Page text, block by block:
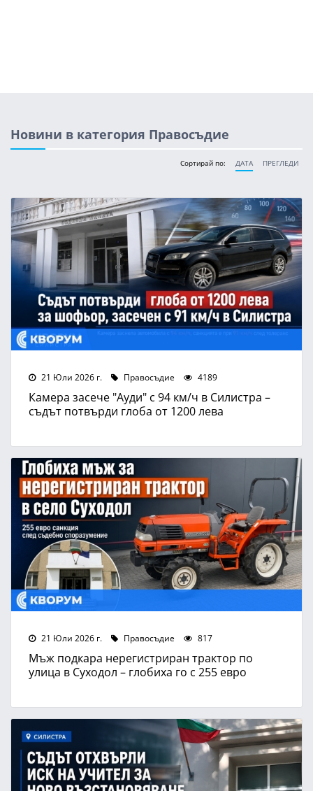
Новини в категория Правосъдие
Сортирай по: ДАТА ПРЕГЛЕДИ
21 Юли 2026 г. Правосъдие 4189
Камера засече "Ауди" с 94 км/ч в Силистра –
съдът потвърди глоба от 1200 лева
21 Юли 2026 г. Правосъдие 817
Мъж подкара нерегистриран трактор по
улица в Суходол – глобиха го с 255 евро